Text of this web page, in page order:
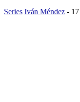
Series Iván Méndez -